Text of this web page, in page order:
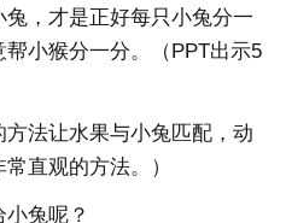
，才是正好每只小兔分一
小猴分一分。（PPT出示5
方法让水果与小兔匹配，动
直观的方法。）
兔呢？